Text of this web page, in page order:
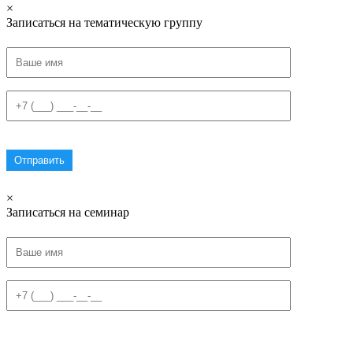
×
Записаться на тематическую группу
×
Записаться на семинар